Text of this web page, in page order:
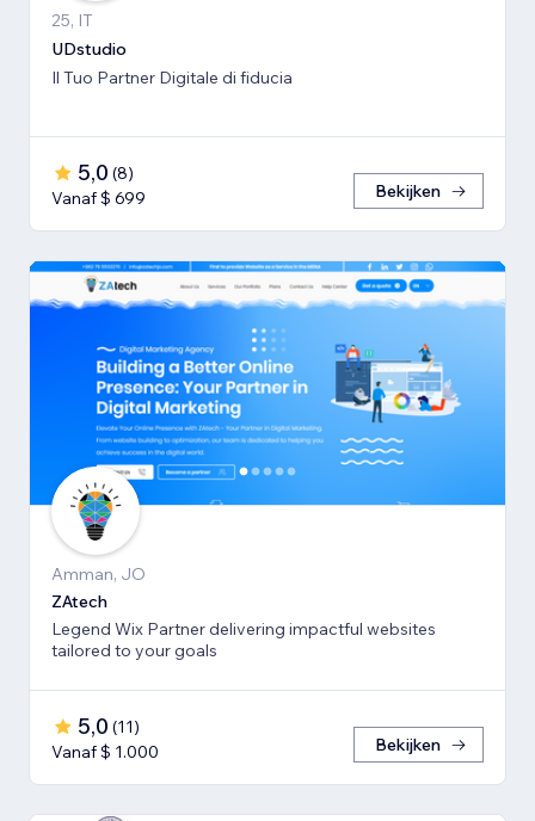
25, IT
UDstudio
Il Tuo Partner Digitale di fiducia
5,0 (8)
Vanaf $ 699
Bekijken
Amman, JO
ZAtech
Legend Wix Partner delivering impactful websites
tailored to your goals
5,0 (11)
Vanaf $ 1.000
Bekijken